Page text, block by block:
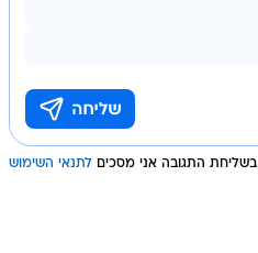
בשליחת התגובה אני מסכים לתנאי השימוש